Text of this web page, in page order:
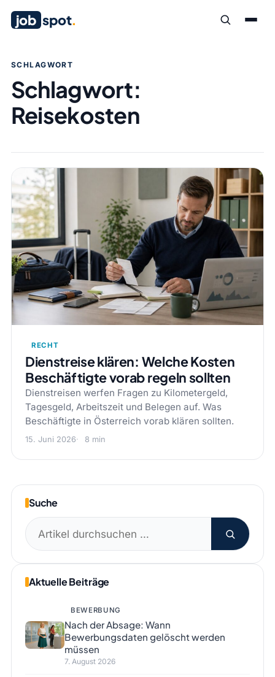
job spot.
SCHLAGWORT
Schlagwort:
Reisekosten
RECHT
Dienstreise klären: Welche Kosten
Beschäftigte vorab regeln sollten
Dienstreisen werfen Fragen zu Kilometergeld,
Tagesgeld, Arbeitszeit und Belegen auf. Was
Beschäftigte in Österreich vorab klären sollten.
15. Juni 2026 8 min
Suche
Suchen
nach:
Aktuelle Beiträge
BEWERBUNG
Nach der Absage: Wann
Bewerbungsdaten gelöscht werden
müssen
7. August 2026